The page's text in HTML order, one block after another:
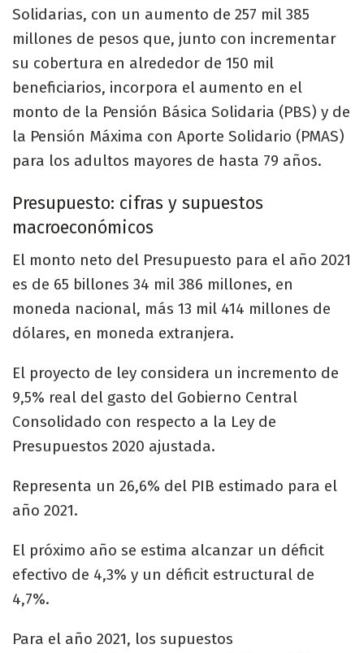
Solidarias, con un aumento de 257 mil 385
millones de pesos que, junto con incrementar
su cobertura en alrededor de 150 mil
beneficiarios, incorpora el aumento en el
monto de la Pensión Básica Solidaria (PBS) y de
la Pensión Máxima con Aporte Solidario (PMAS)
para los adultos mayores de hasta 79 años.
Presupuesto: cifras y supuestos
macroeconómicos
El monto neto del Presupuesto para el año 2021
es de 65 billones 34 mil 386 millones, en
moneda nacional, más 13 mil 414 millones de
dólares, en moneda extranjera.
El proyecto de ley considera un incremento de
9,5% real del gasto del Gobierno Central
Consolidado con respecto a la Ley de
Presupuestos 2020 ajustada.
Representa un 26,6% del PIB estimado para el
año 2021.
El próximo año se estima alcanzar un déficit
efectivo de 4,3% y un déficit estructural de
4,7%.
Para el año 2021, los supuestos